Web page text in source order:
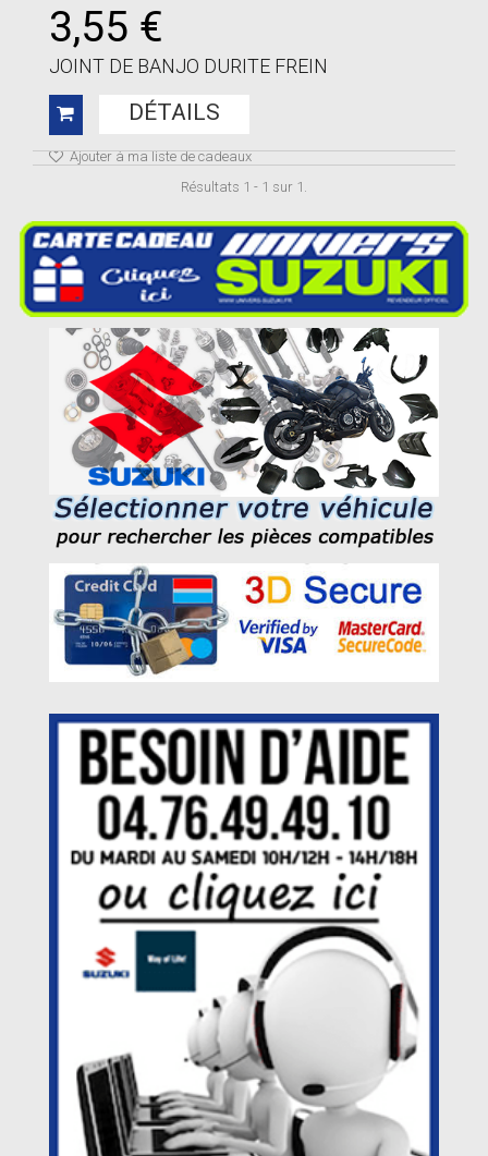
3,55 €
JOINT DE BANJO DURITE FREIN
DÉTAILS
Ajouter à ma liste de cadeaux
Résultats 1 - 1 sur 1.